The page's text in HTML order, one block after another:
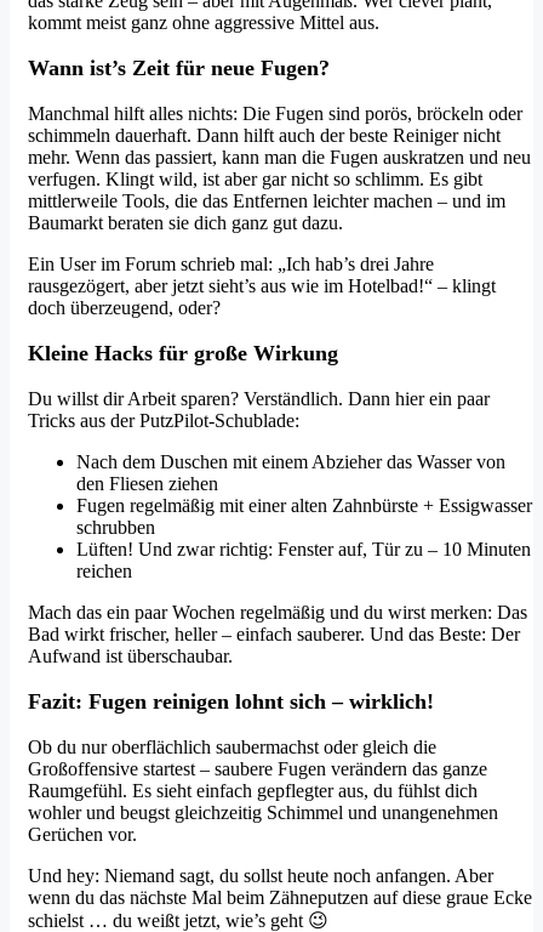
kommt meist ganz ohne aggressive Mittel aus.
Wann ist’s Zeit für neue Fugen?
Manchmal hilft alles nichts: Die Fugen sind porös, bröckeln oder
schimmeln dauerhaft. Dann hilft auch der beste Reiniger nicht
mehr. Wenn das passiert, kann man die Fugen auskratzen und neu
verfugen. Klingt wild, ist aber gar nicht so schlimm. Es gibt
mittlerweile Tools, die das Entfernen leichter machen – und im
Baumarkt beraten sie dich ganz gut dazu.
Ein User im Forum schrieb mal: „Ich hab’s drei Jahre
rausgezögert, aber jetzt sieht’s aus wie im Hotelbad!“ – klingt
doch überzeugend, oder?
Kleine Hacks für große Wirkung
Du willst dir Arbeit sparen? Verständlich. Dann hier ein paar
Tricks aus der PutzPilot-Schublade:
Nach dem Duschen mit einem Abzieher das Wasser von
den Fliesen ziehen
Fugen regelmäßig mit einer alten Zahnbürste + Essigwasser
schrubben
Lüften! Und zwar richtig: Fenster auf, Tür zu – 10 Minuten
reichen
Mach das ein paar Wochen regelmäßig und du wirst merken: Das
Bad wirkt frischer, heller – einfach sauberer. Und das Beste: Der
Aufwand ist überschaubar.
Fazit: Fugen reinigen lohnt sich – wirklich!
Ob du nur oberflächlich saubermachst oder gleich die
Großoffensive startest – saubere Fugen verändern das ganze
Raumgefühl. Es sieht einfach gepflegter aus, du fühlst dich
wohler und beugst gleichzeitig Schimmel und unangenehmen
Gerüchen vor.
Und hey: Niemand sagt, du sollst heute noch anfangen. Aber
wenn du das nächste Mal beim Zähneputzen auf diese graue Ecke
schielst … du weißt jetzt, wie’s geht 😉